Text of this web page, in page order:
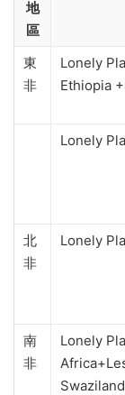
地
區
東
非
Lonely
Ethiopia
Lonely
北
非
Lonely
南
非
Lonely
Swaziland